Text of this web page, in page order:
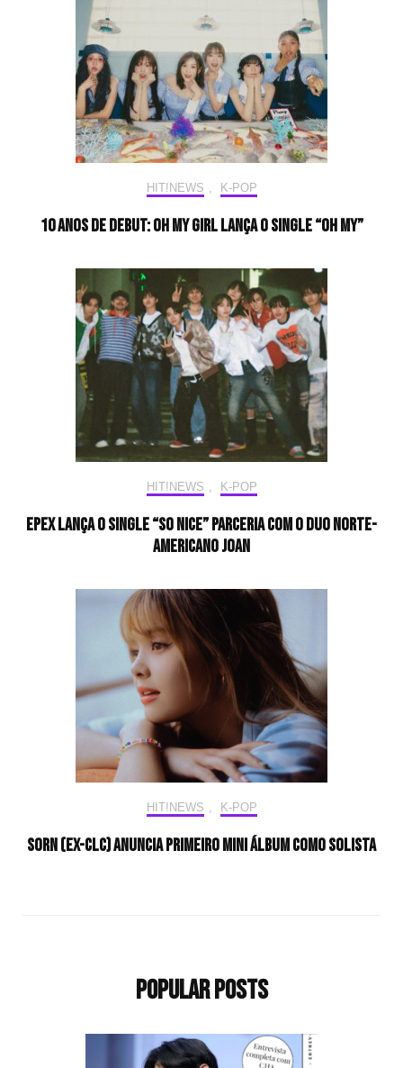
HIT!NEWS , K-POP
10 anos de debut: OH MY GIRL lança o single “Oh My”
HIT!NEWS , K-POP
EPEX lança o single “SO NICE” parceria com o duo norte-
americano joan
HIT!NEWS , K-POP
SORN (ex-CLC) anuncia primeiro mini álbum como solista
Popular Posts